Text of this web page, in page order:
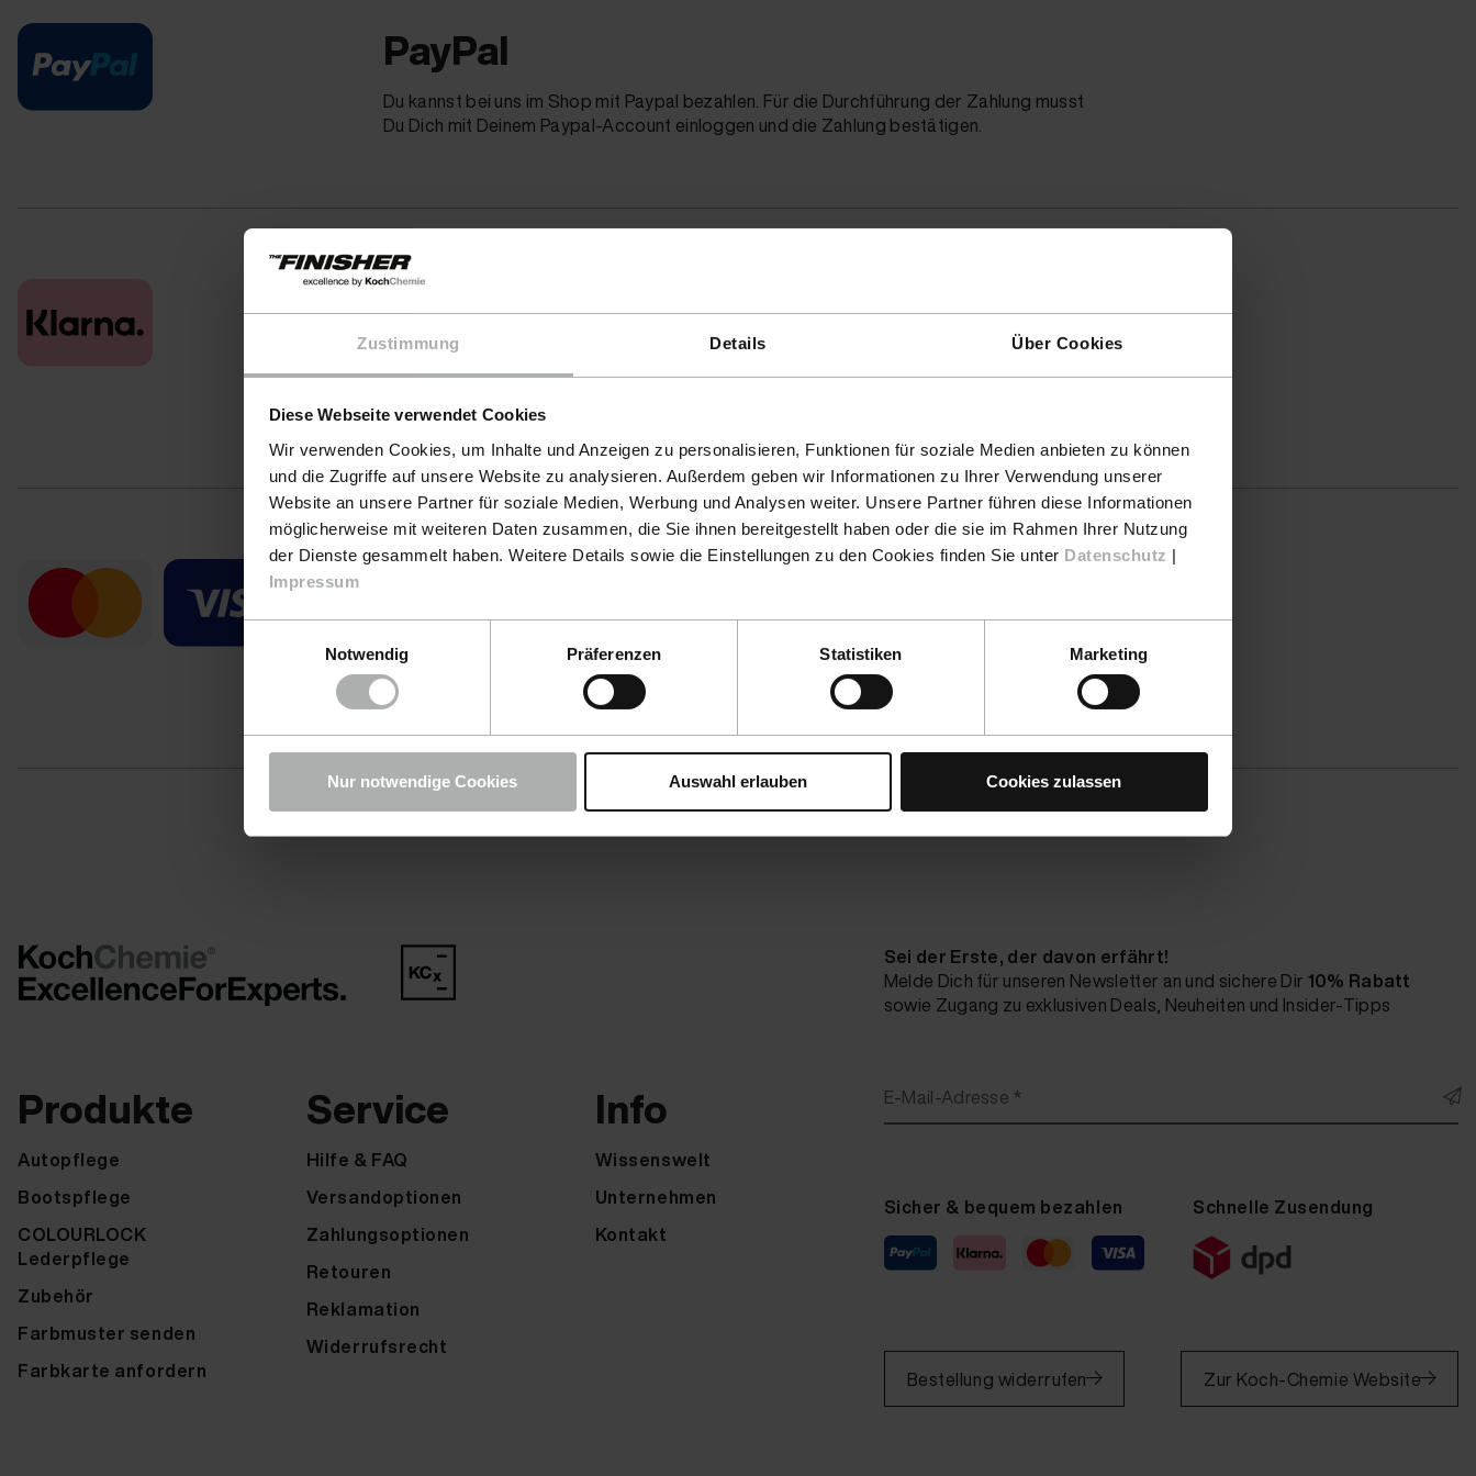
Zustimmung Details Über Cookies
Diese Webseite verwendet Cookies
Wir verwenden Cookies, um Inhalte und Anzeigen zu personalisieren, Funktionen für soziale Medien anbieten zu können
und die Zugriffe auf unsere Website zu analysieren. Außerdem geben wir Informationen zu Ihrer Verwendung unserer
Website an unsere Partner für soziale Medien, Werbung und Analysen weiter. Unsere Partner führen diese Informationen
möglicherweise mit weiteren Daten zusammen, die Sie ihnen bereitgestellt haben oder die sie im Rahmen Ihrer Nutzung
der Dienste gesammelt haben. Weitere Details sowie die Einstellungen zu den Cookies finden Sie unter Datenschutz |
Impressum
Notwendig
Präferenzen Statistiken Marketing
Nur notwendige Cookies Auswahl erlauben Cookies zulassen
PayPal
Du kannst bei uns im Shop mit Paypal bezahlen. Für die Durchführung der Zahlung musst
Du Dich mit Deinem Paypal-Account einloggen und die Zahlung bestätigen.
Klarna Rechnungskauf
Das Prinzip ist simpel: Ab Rechnungsdatum hast Du in der Regel 30 Tage Zeit, Deine
Rechnung zu begleichen. Du bezahlst erst, wenn Du die Ware erhalten hast. Du kaufst
entspannt ein, schließt Deine Bestellung ab und prüfst die Produkte in Ruhe zu Hause.
Identifizierung als rechtmäßiger Karteninhaber wird der Zahlungsvorgang automatisch
ausgeführt und Deine Karte belastet.
Produkte
Autopflege
Bootspflege
COLOURLOCK
Lederpflege
Zubehör
Farbmuster senden
Farbkarte anfordern
Service
Hilfe & FAQ
Versandoptionen
Zahlungsoptionen
Retouren
Reklamation
Widerrufsrecht
Info
Wissenswelt
Unternehmen
Kontakt
Sei der Erste, der davon erfährt!
Melde Dich für unseren Newsletter an und sichere Dir 10% Rabatt
sowie Zugang zu exklusiven Deals, Neuheiten und Insider-Tipps
E-Mail-Adresse *
Sicher & bequem bezahlen Schnelle Zusendung
Bestellung widerrufen Zur Koch-Chemie Website